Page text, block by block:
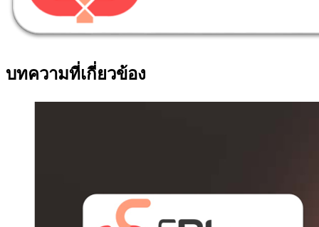
บทความที่เกี่ยวข้อง